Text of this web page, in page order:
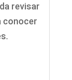
revisar
conocer